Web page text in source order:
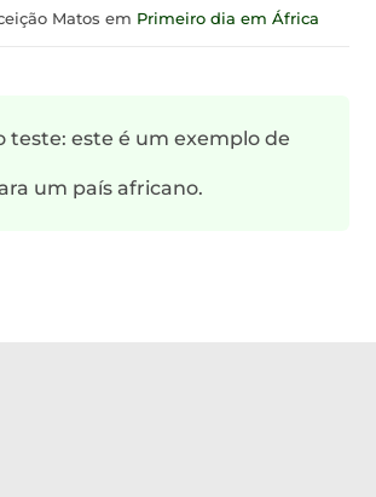
Matos em Primeiro dia em África
teste: este é um exemplo de
um país africano.